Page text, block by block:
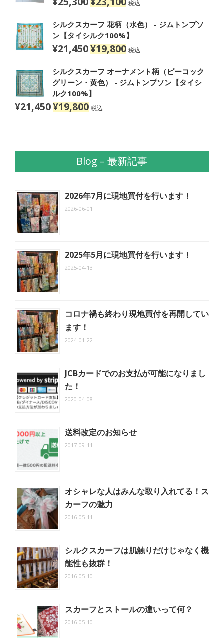
価
格
は
¥25,300
し
た。
の
価
格
は
¥23,100
で
す。
税込
シルクスカーフ 花柄（水色） - ジムトンプソ
ン【タイシルク100%】
¥21,450 元
価
格
は
¥21,450
で
¥19,800現
の
価
税込
シルクスカーフ オーナメント柄（ピーコック
グリーン・黄色） - ジムトンプソン【タイシ
ルク100%】
¥21,450 元
は
¥21,450
で
た。
¥19,800現
格
は
¥19,800
す。
税込
Blog – 最新記事
2026年7月に現地買付を行います！
2026-06-01
2025年5月に現地買付を行います！
2025-04-13
コロナ禍も終わり現地買付を再開してい
ます！
2024-01-22
JCBカードでのお支払が可能になりまし
た！
2020-04-08
送料改定のお知らせ
2017-09-11
オシャレな人はみんな取り入れてる！ス
カーフの魅力
2016-05-11
シルクスカーフは肌触りだけじゃなく機
能性も抜群！
2016-05-10
スカーフとストールの違いって何？
2016-05-10